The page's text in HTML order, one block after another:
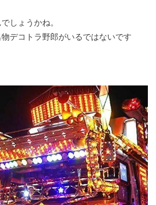
しょうかね。
デコトラ野郎がいるではないです